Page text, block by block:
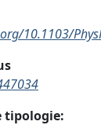
10.1103/
tipologie: